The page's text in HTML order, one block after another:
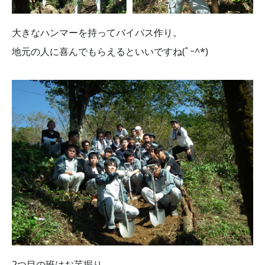
大きなハンマーを持ってバイパス作り。
地元の人に喜んでもらえるといいですね(ﾟｰ^*)